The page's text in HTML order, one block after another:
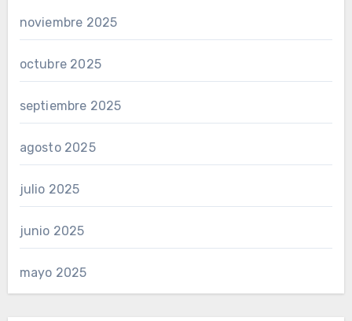
noviembre 2025
octubre 2025
septiembre 2025
agosto 2025
julio 2025
junio 2025
mayo 2025